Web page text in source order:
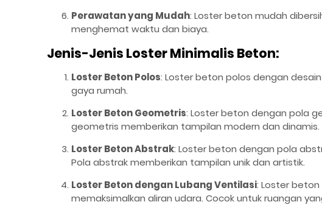
Perawatan yang Mudah: Loster beton mudah
menghemat waktu dan biaya.
Jenis-Jenis Loster Minimalis Beton:
Loster Beton Polos: Loster beton polos dengan
gaya rumah.
Loster Beton Geometris: Loster beton dengan pola
geometris memberikan tampilan modern dan dinamis.
Loster Beton Abstrak: Loster beton dengan pola
Pola abstrak memberikan tampilan unik dan artistik.
Loster Beton dengan Lubang Ventilasi: Loster
memaksimalkan aliran udara. Cocok untuk ruangan